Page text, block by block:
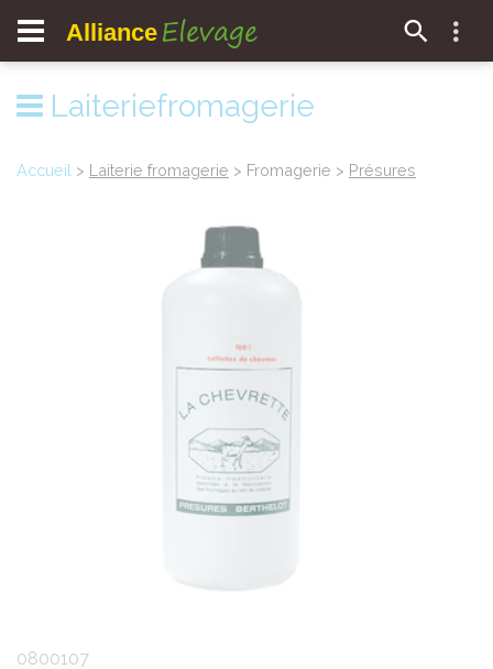
Alliance Elevage
Laiteriefromagerie
Accueil > Laiterie fromagerie > Fromagerie > Présures
0800107